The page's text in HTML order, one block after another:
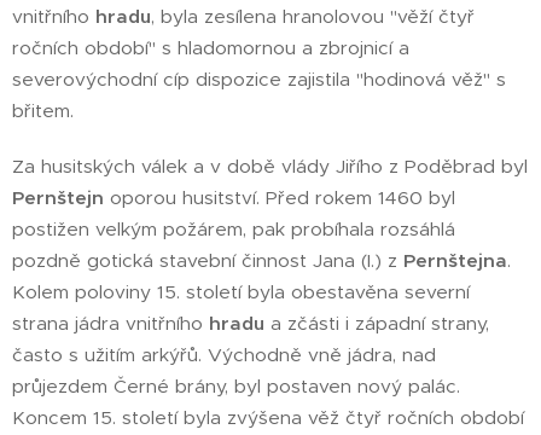
vnitřního hradu, byla zesílena hranolovou "věží čtyř
ročních období" s hladomornou a zbrojnicí a
severovýchodní cíp dispozice zajistila "hodinová věž" s
břitem.
Za husitských válek a v době vlády Jiřího z Poděbrad byl
Pernštejn oporou husitství. Před rokem 1460 byl
postižen velkým požárem, pak probíhala rozsáhlá
pozdně gotická stavební činnost Jana (I.) z Pernštejna.
Kolem poloviny 15. století byla obestavěna severní
strana jádra vnitřního hradu a zčásti i západní strany,
často s užitím arkýřů. Východně vně jádra, nad
průjezdem Černé brány, byl postaven nový palác.
Koncem 15. století byla zvýšena věž čtyř ročních období